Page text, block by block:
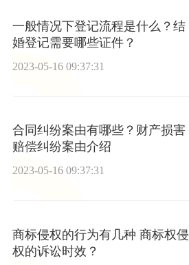
一般情况下登记流程是什么？结
婚登记需要哪些证件？
2023-05-16 09:37:31
合同纠纷案由有哪些？财产损害
赔偿纠纷案由介绍
2023-05-16 09:37:31
商标侵权的行为有几种 商标权侵
权的诉讼时效？